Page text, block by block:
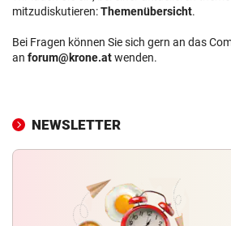
mitzudiskutieren:Themenübersicht.
Bei Fragen können Sie sich gern an das
an forum@krone.atwenden.
NEWSLETTER